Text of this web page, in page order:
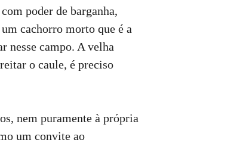
poder de barganha,
cachorro morto que é a
nesse campo. A velha
o caule, é preciso
nem puramente à própria
um convite ao